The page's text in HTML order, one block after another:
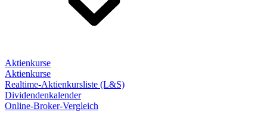
Aktienkurse
Aktienkurse
Realtime-Aktienkursliste (L&S)
Dividendenkalender
Online-Broker-Vergleich